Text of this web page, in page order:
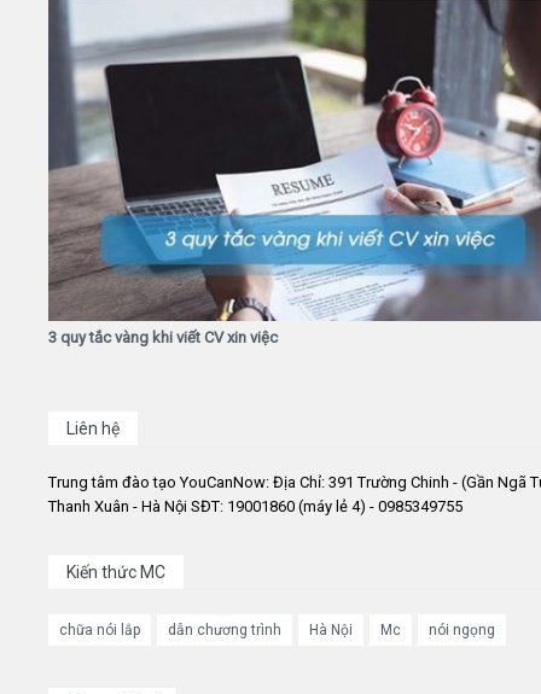
3 quy tắc vàng khi viết CV xin việc
Liên hệ
Trung tâm đào tạo YouCanNow: Địa Chỉ: 391 Trường Chinh - (Gần Ngã
Thanh Xuân - Hà Nội SĐT: 19001860 (máy lẻ 4) - 0985349755
Kiến thức MC
chữa nói lắp dẫn chương trình Hà Nội Mc nói ngọng